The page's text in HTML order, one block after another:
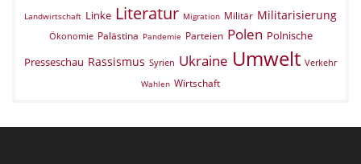
Landwirtschaft Linke Literatur Migration Militär Militarisierung
Ökonomie Palästina Pandemie Parteien Polen Polnische
Presseschau Rassismus Syrien Ukraine Umwelt Verkehr
Wahlen Wirtschaft